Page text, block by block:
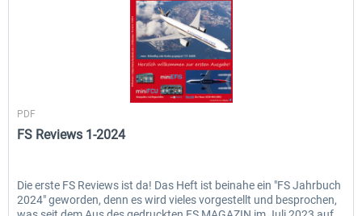
FS Reviews
PDF
FS Reviews 1-2024
Die erste FS Reviews ist da! Das Heft ist beinahe ein "FS Jahrbuch
2024" geworden, denn es wird vieles vorgestellt und besprochen,